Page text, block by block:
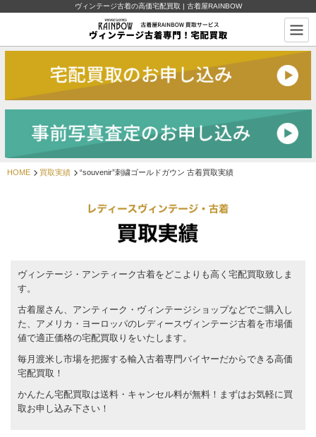
ヴィンテージ古着の高価宅配買取 | 古着屋RAINBOW
HOME 買取実績 “souvenir”刺繍ゴールドガウン 古着買取実績
ヴィンテージ・アンティーク古着をどこよりも高く宅配買取致しま
す。
古着屋さん、アンティーク・ヴィンテージショップなどでご購入し
た、アメリカ・ヨーロッパのレディースヴィンテージ古着を市場価
値で適正価格の宅配買取りをいたします。
毎月渡米し市場を把握する輸入古着専門バイヤーだからできる高価
宅配買取！
かんたん宅配買取は送料・キャンセル料が無料！まずはお気軽に買
取お申し込み下さい！